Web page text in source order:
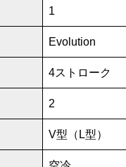
1
Evolution
4ストローク
2
V型（L型）